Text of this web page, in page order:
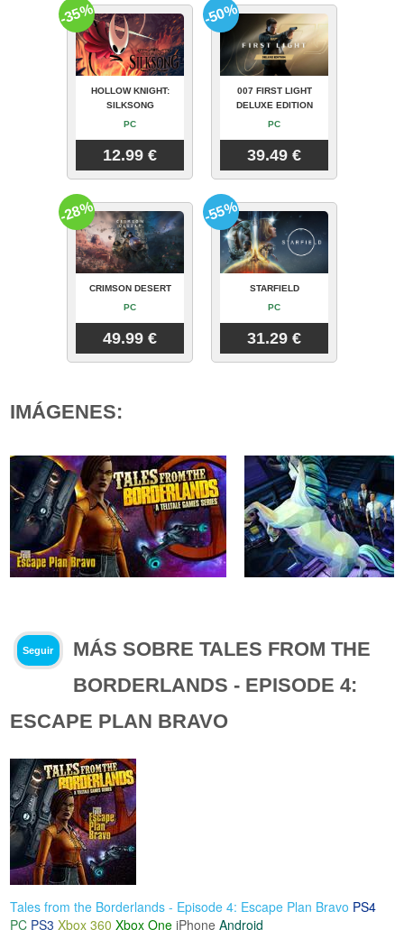
HOLLOW KNIGHT:
SILKSONG
PC
12.99 €
-35%
007 FIRST LIGHT
DELUXE EDITION
PC
39.49 €
-50%
CRIMSON DESERT
PC
49.99 €
-28%
STARFIELD
PC
31.29 €
-55%
IMÁGENES:
Seguir
MÁS SOBRE TALES FROM THE
BORDERLANDS - EPISODE 4:
ESCAPE PLAN BRAVO
Tales from the Borderlands - Episode 4: Escape Plan Bravo PS4
PC PS3 Xbox 360 Xbox One iPhone Android